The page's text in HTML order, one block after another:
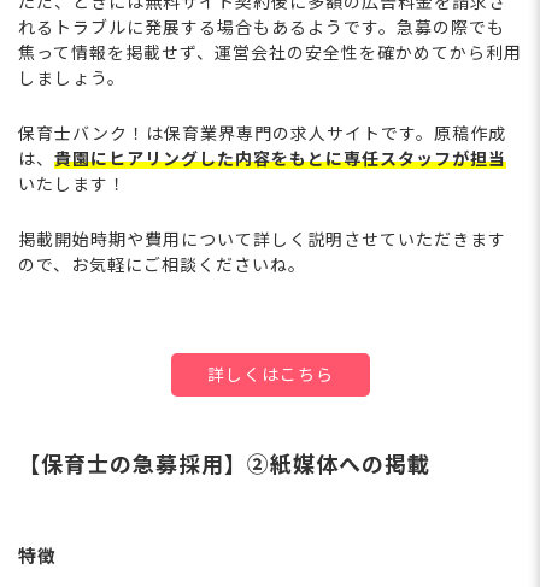
れるトラブルに発展する場合もあるようです。急募の際でも
焦って情報を掲載せず、運営会社の安全性を確かめてから利用
しましょう。
保育士バンク！は保育業界専門の求人サイトです。原稿作成
は、 貴園にヒアリングした内容をもとに専任スタッフが担当
いたします！
掲載開始時期や費用について詳しく説明させていただきます
ので、お気軽にご相談くださいね。
詳しくはこちら
【保育士の急募採用】②紙媒体への掲載
特徴